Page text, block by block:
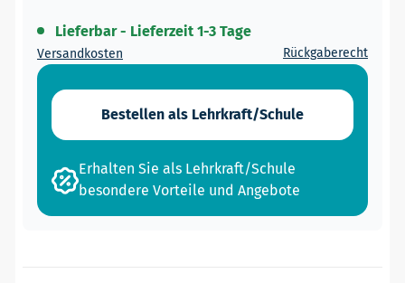
Lieferbar - Lieferzeit 1-3 Tage
Versandkosten Rückgaberecht
Bestellen als Lehrkraft/Schule
Erhalten Sie als Lehrkraft/Schule
besondere Vorteile und Angebote